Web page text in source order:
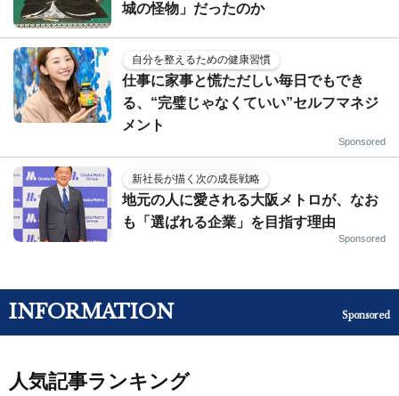
城の怪物」だったのか
自分を整えるための健康習慣
仕事に家事と慌ただしい毎日でもでき
る、“完璧じゃなくていい”セルフマネジ
メント
Sponsored
新社長が描く次の成長戦略
地元の人に愛される大阪メトロが、なお
も「選ばれる企業」を目指す理由
Sponsored
INFORMATION Sponsored
人気記事ランキング